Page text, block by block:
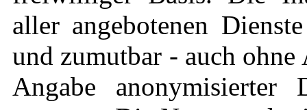
aller angebotenen
und zumutbar - auch
Angabe anonymisierter